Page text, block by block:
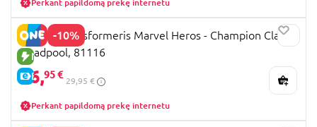
Perkant papildomą prekę internetu
-10%
NAUJA PREKĖ
E-KAINA
Blokees transformeris Marvel Heros - Champion Class
Deadpool, 81116
26,95 €
29,95 €
Perkant papildomą prekę internetu